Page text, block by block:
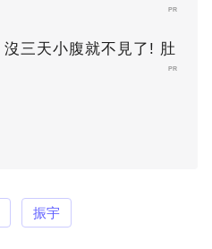
PR
三天小腹就不見了! 肚
PR
振宇